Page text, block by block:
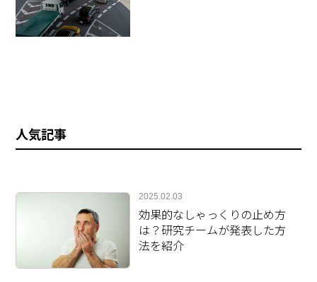
人気記事
2025.02.03
効果的なしゃっくりの止め方
は？研究チームが発表した方
法を紹介